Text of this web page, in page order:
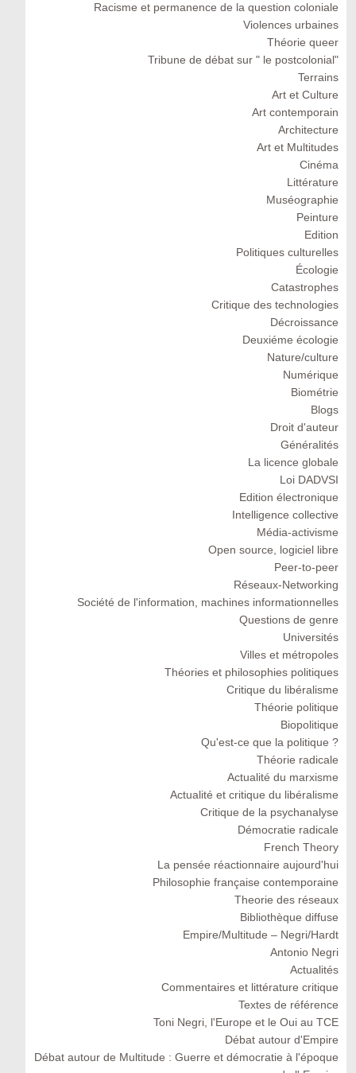
Racisme et permanence de la question coloniale
Violences urbaines
Théorie queer
Tribune de débat sur " le postcolonial"
Terrains
Art et Culture
Art contemporain
Architecture
Art et Multitudes
Cinéma
Littérature
Muséographie
Peinture
Edition
Politiques culturelles
Écologie
Catastrophes
Critique des technologies
Décroissance
Deuxiéme écologie
Nature/culture
Numérique
Biométrie
Blogs
Droit d'auteur
Généralités
La licence globale
Loi DADVSI
Edition électronique
Intelligence collective
Média-activisme
Open source, logiciel libre
Peer-to-peer
Réseaux-Networking
Société de l'information, machines informationnelles
Questions de genre
Universités
Villes et métropoles
Théories et philosophies politiques
Critique du libéralisme
Théorie politique
Biopolitique
Qu'est-ce que la politique ?
Théorie radicale
Actualité du marxisme
Actualité et critique du libéralisme
Critique de la psychanalyse
Démocratie radicale
French Theory
La pensée réactionnaire aujourd'hui
Philosophie française contemporaine
Theorie des réseaux
Bibliothèque diffuse
Empire/Multitude – Negri/Hardt
Antonio Negri
Actualités
Commentaires et littérature critique
Textes de référence
Toni Negri, l'Europe et le Oui au TCE
Débat autour d'Empire
Débat autour de Multitude : Guerre et démocratie à l'époque